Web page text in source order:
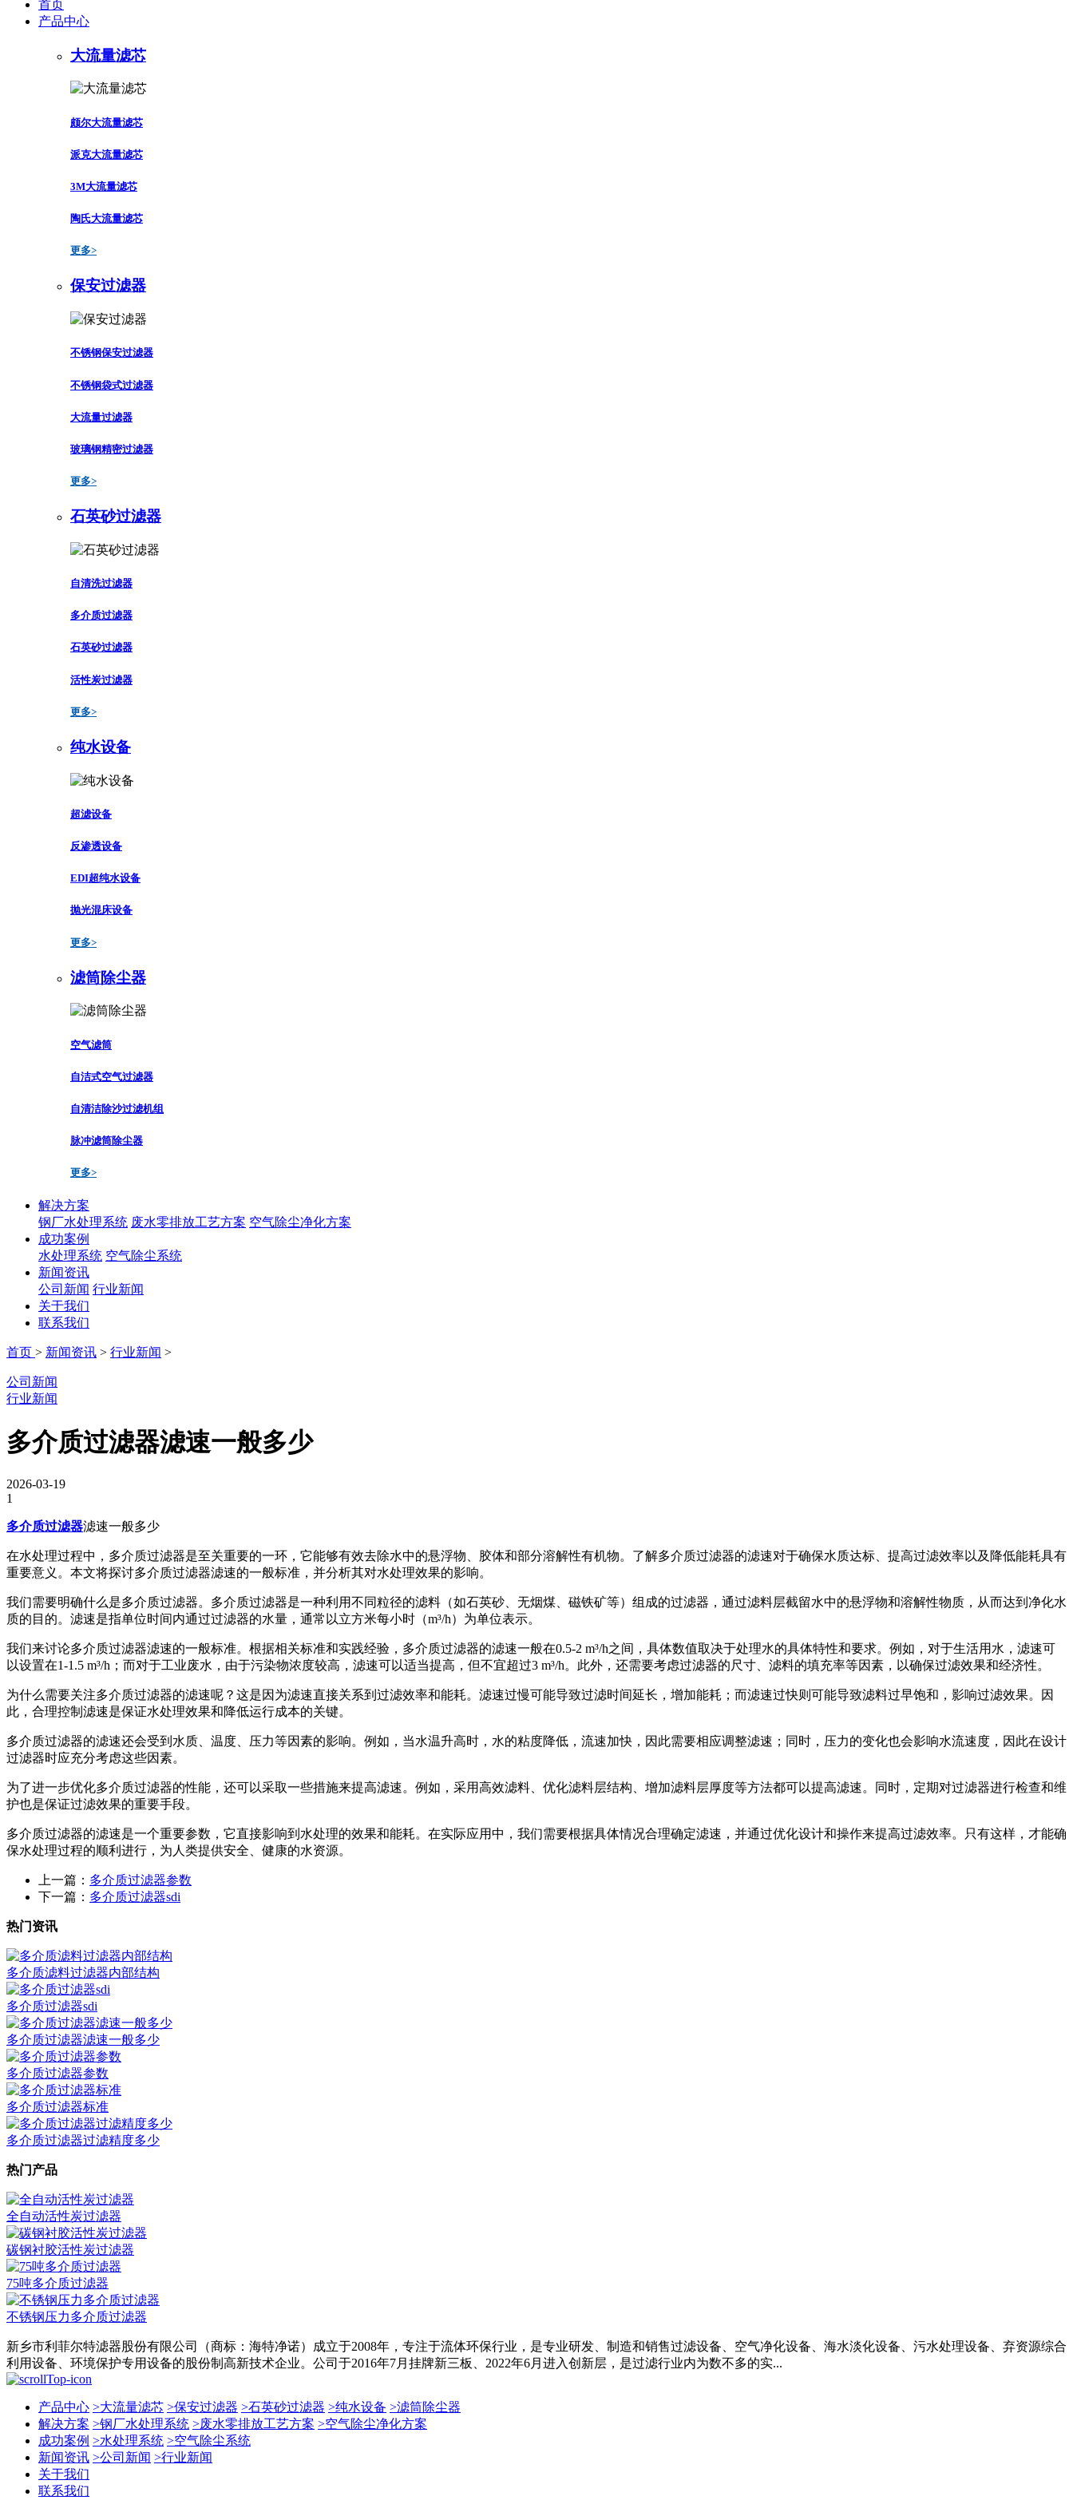
首页
产品中心
大流量滤芯
颇尔大流量滤芯
派克大流量滤芯
3M大流量滤芯
陶氏大流量滤芯
更多>
保安过滤器
不锈钢保安过滤器
不锈钢袋式过滤器
大流量过滤器
玻璃钢精密过滤器
更多>
石英砂过滤器
自清洗过滤器
多介质过滤器
石英砂过滤器
活性炭过滤器
更多>
纯水设备
超滤设备
反渗透设备
EDI超纯水设备
抛光混床设备
更多>
滤筒除尘器
空气滤筒
自洁式空气过滤器
自清洁除沙过滤机组
脉冲滤筒除尘器
更多>
解决方案
钢厂水处理系统 废水零排放工艺方案 空气除尘净化方案
成功案例
水处理系统 空气除尘系统
新闻资讯
公司新闻 行业新闻
关于我们
联系我们
首页 > 新闻资讯 > 行业新闻 >
公司新闻
行业新闻
多介质过滤器滤速一般多少
2026-03-19
1
多介质过滤器滤速一般多少
在水处理过程中，多介质过滤器是至关重要的一环，它能够有效去除水中的悬浮物、胶体和部分溶解性有机物。了解多介质过滤器的滤速对于确保水质达标、提高过滤效率以及降低能耗具有
重要意义。本文将探讨多介质过滤器滤速的一般标准，并分析其对水处理效果的影响。
我们需要明确什么是多介质过滤器。多介质过滤器是一种利用不同粒径的滤料（如石英砂、无烟煤、磁铁矿等）组成的过滤器，通过滤料层截留水中的悬浮物和溶解性物质，从而达到净化水
质的目的。滤速是指单位时间内通过过滤器的水量，通常以立方米每小时（m³/h）为单位表示。
我们来讨论多介质过滤器滤速的一般标准。根据相关标准和实践经验，多介质过滤器的滤速一般在0.5-2 m³/h之间，具体数值取决于处理水的具体特性和要求。例如，对于生活用水，滤速可
以设置在1-1.5 m³/h；而对于工业废水，由于污染物浓度较高，滤速可以适当提高，但不宜超过3 m³/h。此外，还需要考虑过滤器的尺寸、滤料的填充率等因素，以确保过滤效果和经济性。
为什么需要关注多介质过滤器的滤速呢？这是因为滤速直接关系到过滤效率和能耗。滤速过慢可能导致过滤时间延长，增加能耗；而滤速过快则可能导致滤料过早饱和，影响过滤效果。因
此，合理控制滤速是保证水处理效果和降低运行成本的关键。
多介质过滤器的滤速还会受到水质、温度、压力等因素的影响。例如，当水温升高时，水的粘度降低，流速加快，因此需要相应调整滤速；同时，压力的变化也会影响水流速度，因此在设计
过滤器时应充分考虑这些因素。
为了进一步优化多介质过滤器的性能，还可以采取一些措施来提高滤速。例如，采用高效滤料、优化滤料层结构、增加滤料层厚度等方法都可以提高滤速。同时，定期对过滤器进行检查和维
护也是保证过滤效果的重要手段。
多介质过滤器的滤速是一个重要参数，它直接影响到水处理的效果和能耗。在实际应用中，我们需要根据具体情况合理确定滤速，并通过优化设计和操作来提高过滤效率。只有这样，才能确
保水处理过程的顺利进行，为人类提供安全、健康的水资源。
上一篇： 多介质过滤器参数
下一篇： 多介质过滤器sdi
热门资讯
多介质滤料过滤器内部结构
多介质过滤器sdi
多介质过滤器滤速一般多少
多介质过滤器参数
多介质过滤器标准
多介质过滤器过滤精度多少
热门产品
全自动活性炭过滤器
碳钢衬胶活性炭过滤器
75吨多介质过滤器
不锈钢压力多介质过滤器
新乡市利菲尔特滤器股份有限公司（商标：海特净诺）成立于2008年，专注于流体环保行业，是专业研发、制造和销售过滤设备、空气净化设备、海水淡化设备、污水处理设备、弃资源综合
利用设备、环境保护专用设备的股份制高新技术企业。公司于2016年7月挂牌新三板、2022年6月进入创新层，是过滤行业内为数不多的实...
产品中心 >大流量滤芯 >保安过滤器 >石英砂过滤器 >纯水设备 >滤筒除尘器
解决方案 >钢厂水处理系统 >废水零排放工艺方案 >空气除尘净化方案
成功案例 >水处理系统 >空气除尘系统
新闻资讯 >公司新闻 >行业新闻
关于我们
联系我们